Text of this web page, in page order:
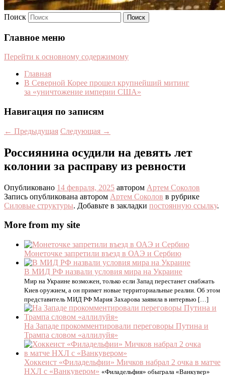
Поиск
Главное меню
Перейти к основному содержимому
Главная
В Северной Корее прошел крупнейший митинг
за «уничтожение империи США»
Навигация по записям
← Предыдущая Следующая →
Россиянина осудили на девять лет
колонии за расправу из ревности
Опубликовано 14 февраля, 2025 автором Артем Соколов
Запись опубликована автором Артем Соколов в рубрике
Силовые структуры. Добавьте в закладки постоянную ссылку.
More from my site
Монеточке запретили въезд в ОАЭ и Сербию
В МИД РФ назвали условия мира на Украине
Мир на Украине возможен, только если Запад перестанет снабжать
Киев оружием, а он примет новые территориальные реалии. Об этом
представитель МИД РФ Мария Захарова заявила в интервью […]
На Западе прокомментировали переговоры Путина и
Трампа словом «аллилуйя»
Хоккеист «Филадельфии» Мичков набрал 2 очка в матче
НХЛ с «Ванкувером» «Филадельфия» обыграла «Ванкувер»